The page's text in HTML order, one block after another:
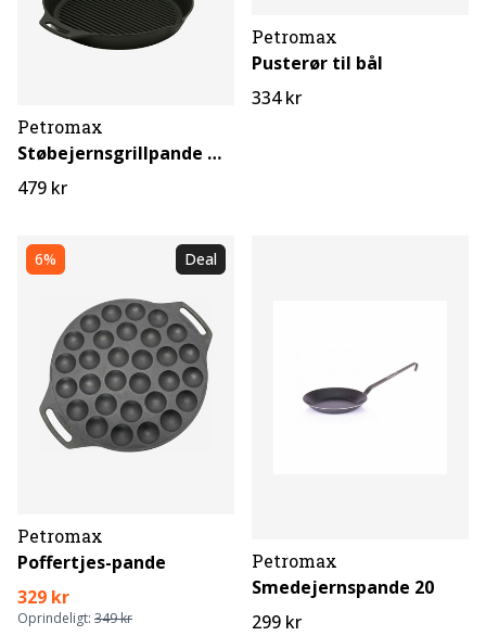
Petromax
Støbejernsgrillpande med skaft 3,5 L
479 kr
Petromax
Pusterør til bål
334 kr
6% Deal
Petromax
Poffertjes-pande
329 kr
Oprindeligt: 349 kr
Petromax
Smedejernspande 20
299 kr